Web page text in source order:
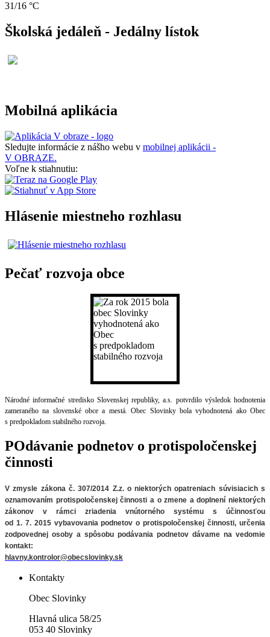
31/16 °C
Školská jedáleň - Jedálny lístok
Mobilná aplikácia
Sledujte informácie z nášho webu v mobilnej aplikácii -
V OBRAZE.
Voľne k stiahnutiu:
Hlásenie miestneho rozhlasu
Pečať rozvoja obce
Národné informačné stredisko Slovenskej republiky, a.s. potvrdilo výsledok hodnotenia
zameraného na slovenské obce a mestá. Obec Slovinky bola vyhodnotená ako Obec
s predpokladom stabilného rozvoja.
POdávanie podnetov o protispoločenskej
činnosti
V zmysle zákona č. 307/2014 Z.z. o niektorých opatreniach súvisiacich s
oznamovaním protispoločenskej činnosti a o zmene a doplnení niektorých
zákonov v rámci zriadenia vnútorného systému s účinnosťou
od 1. 7. 2015 vybavovania podnetov o protispoločenskej činnosti, určenia
zodpovednej osoby a spôsobu podávania podnetov dávame na vedomie
kontakt:
hlavny.kontrolor@obecslovinky.sk
Kontakty
Obec Slovinky
Hlavná ulica 58/25
053 40 Slovinky